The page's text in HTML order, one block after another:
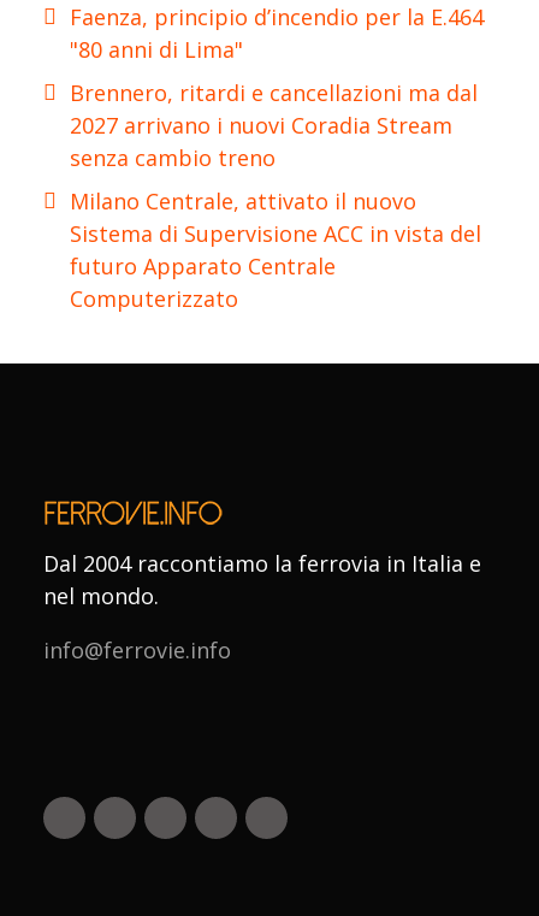
Faenza, principio d’incendio per la E.464
"80 anni di Lima"
Brennero, ritardi e cancellazioni ma dal
2027 arrivano i nuovi Coradia Stream
senza cambio treno
Milano Centrale, attivato il nuovo
Sistema di Supervisione ACC in vista del
futuro Apparato Centrale
Computerizzato
Dal 2004 raccontiamo la ferrovia in Italia e
nel mondo.
info@ferrovie.info